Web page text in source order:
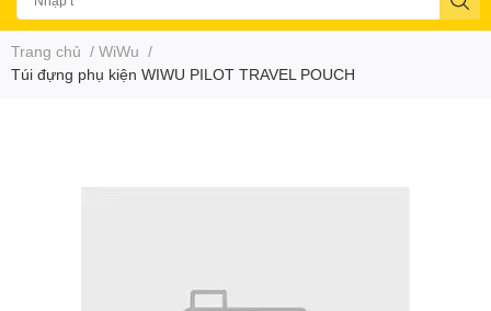
Trang chủ / WiWu /
Túi đựng phụ kiện WIWU PILOT TRAVEL POUCH